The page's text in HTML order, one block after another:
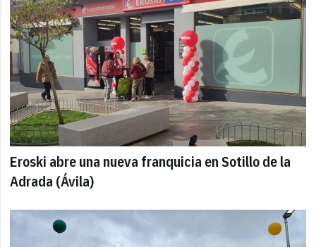
Eroski abre una nueva franquicia en Sotillo de la
Adrada (Ávila)